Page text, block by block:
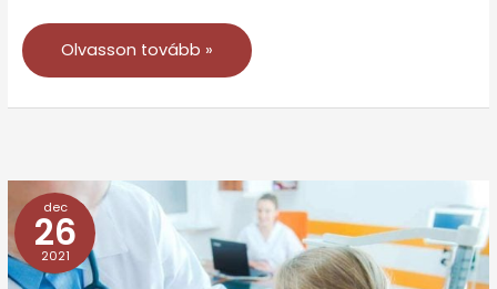
Olvasson tovább »
dec
26
2021
Torokfájással
járó
akut